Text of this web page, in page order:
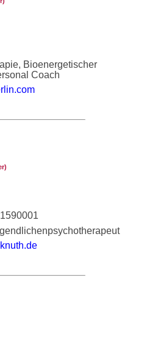
Bioenergetischer
Coach